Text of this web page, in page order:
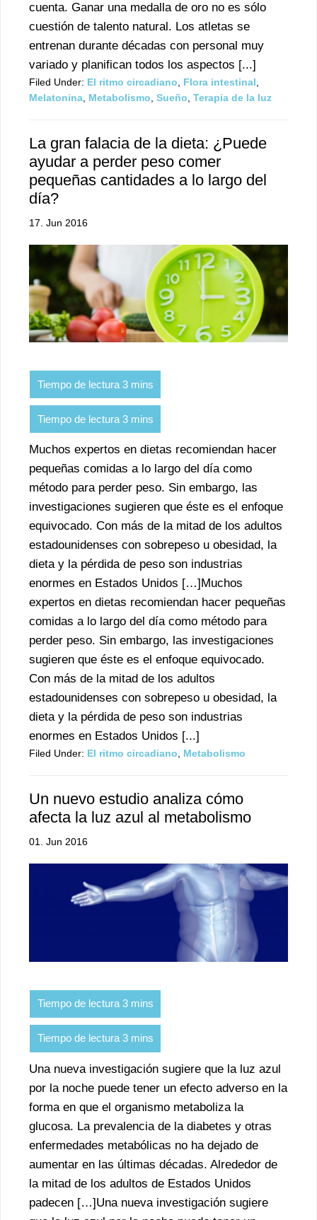
cuenta. Ganar una medalla de oro no es sólo
cuestión de talento natural. Los atletas se
entrenan durante décadas con personal muy
variado y planifican todos los aspectos [...]
Filed Under: El ritmo circadiano Flora intestinal
Melatonina Metabolismo Sueño Terapia de la luz
La gran falacia de la dieta: ¿Puede
ayudar a perder peso comer
pequeñas cantidades a lo largo del
día?
17. Jun 2016
Muchos expertos en dietas recomiendan hacer
pequeñas comidas a lo largo del día como
método para perder peso. Sin embargo, las
investigaciones sugieren que éste es el enfoque
equivocado. Con más de la mitad de los adultos
estadounidenses con sobrepeso u obesidad, la
dieta y la pérdida de peso son industrias
enormes en Estados Unidos […]Muchos
expertos en dietas recomiendan hacer pequeñas
comidas a lo largo del día como método para
perder peso. Sin embargo, las investigaciones
sugieren que éste es el enfoque equivocado.
Con más de la mitad de los adultos
estadounidenses con sobrepeso u obesidad, la
dieta y la pérdida de peso son industrias
enormes en Estados Unidos [...]
Filed Under: El ritmo circadiano, Metabolismo
Un nuevo estudio analiza cómo
afecta la luz azul al metabolismo
01. Jun 2016
Una nueva investigación sugiere que la luz azul
por la noche puede tener un efecto adverso en la
forma en que el organismo metaboliza la
glucosa. La prevalencia de la diabetes y otras
enfermedades metabólicas no ha dejado de
aumentar en las últimas décadas. Alrededor de
la mitad de los adultos de Estados Unidos
padecen […]Una nueva investigación sugiere